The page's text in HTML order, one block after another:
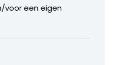
voor een eigen